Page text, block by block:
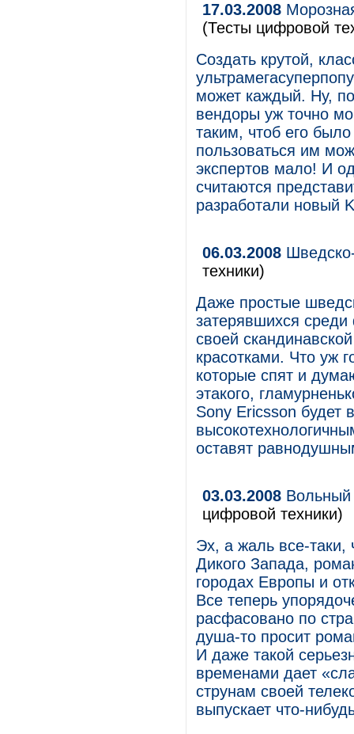
17.03.2008
(Тесты цифровой
Создать крутой,
может каждый. Ну,
вендоры уж точно
таким, чтоб его
пользоваться им
экспертов мало! И
считаются
разработали новый
06.03.2008
техники)
Даже простые
затерявшихся
своей
красотками. Что уж
которые спят и
этакого,
Sony Ericsson будет
оставят
03.03.2008 Вольный
цифровой техники)
Эх, а жаль все-таки,
Дикого Запада,
городах Европы и
Все теперь
расфасовано по
душа-то просит
И даже такой
временами дает
струнам своей
выпускает что-